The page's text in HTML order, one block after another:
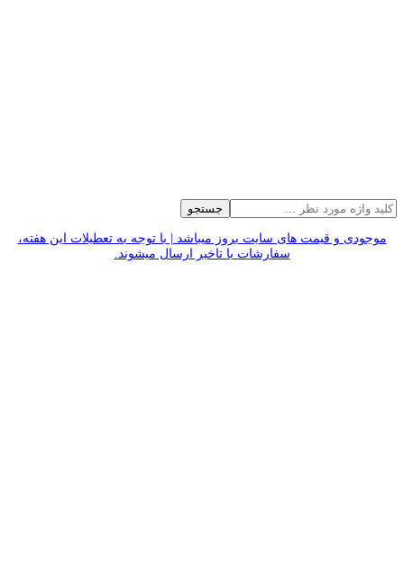
جستجو
موجودی و قیمت های سایت بروز میباشد | با توجه به تعطیلات این هفته،
سفارشات با تاخیر ارسال میشوند.